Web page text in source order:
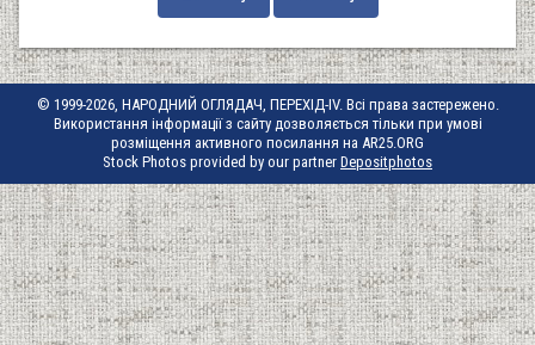
© 1999-2026, НАРОДНИЙ ОГЛЯДАЧ, ПЕРЕХІД-IV. Всі права застережено.
Використання інформації з сайту дозволяється тільки при умові
розміщення активного посилання на AR25.ORG
Stock Photos provided by our partner Depositphotos